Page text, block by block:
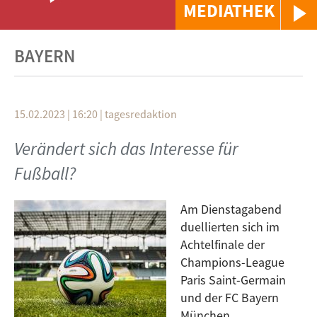
MEDIATHEK
BAYERN
15.02.2023 | 16:20 | tagesredaktion
Verändert sich das Interesse für
Fußball?
Am Dienstagabend
duellierten sich im
Achtelfinale der
Champions-League
Paris Saint-Germain
und der FC Bayern